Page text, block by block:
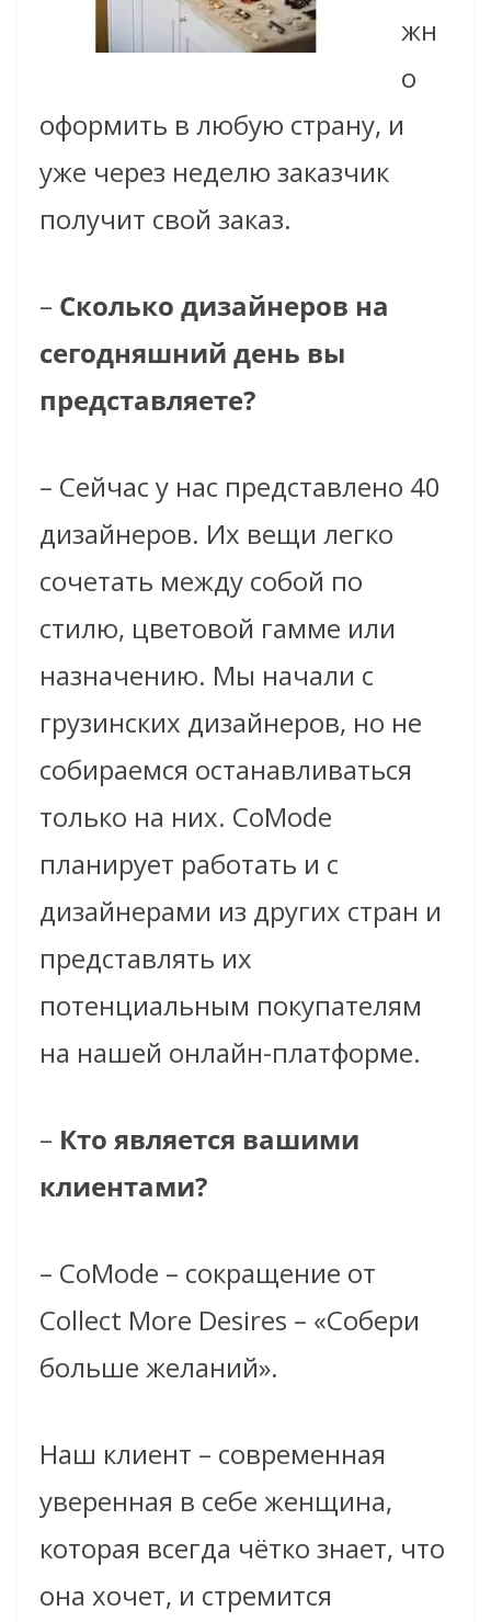
жн
о
оформить в любую страну, и
уже через неделю заказчик
получит свой заказ.
– Сколько дизайнеров на
сегодняшний день вы
представляете?
– Сейчас у нас представлено 40
дизайнеров. Их вещи легко
сочетать между собой по
стилю, цветовой гамме или
назначению. Мы начали с
грузинских дизайнеров, но не
собираемся останавливаться
только на них. CoMode
планирует работать и с
дизайнерами из других стран и
представлять их
потенциальным покупателям
на нашей онлайн-платформе.
– Кто является вашими
клиентами?
– CoMode – сокращение от
Collect More Desires – «Собери
больше желаний».
Наш клиент – современная
уверенная в себе женщина,
которая всегда чётко знает, что
она хочет, и стремится